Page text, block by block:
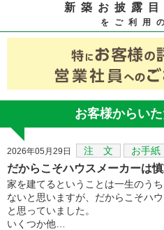
新築お披露
をご利用
お客様からい
2026年05月29日 注 文 お手紙
だからこそハウスメーカーは
家を建てるということは一生のう
ないと思いますが、だからこそハ
と思っていました。
いくつか他…